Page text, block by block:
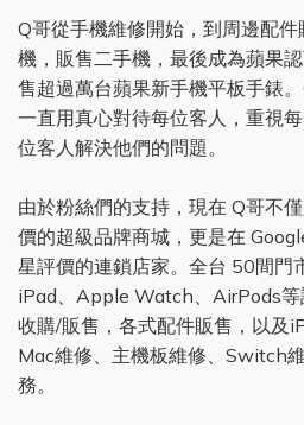
Q哥從手機維修開始，到周邊配
機，販售二手機，最後成為蘋果
售超過萬台蘋果新手機平板手錶
一直用真心對待每位客人，重視
位客人解決他們的問題。
由於粉絲們的支持，現在 Q哥不
價的超級品牌商城，更是在
星評價的連鎖店家。全台 50間門
iPad、Apple Watch、AirPods
收購/販售，各式配件販售，以及
Mac維修、主機板維修、Switch
務。